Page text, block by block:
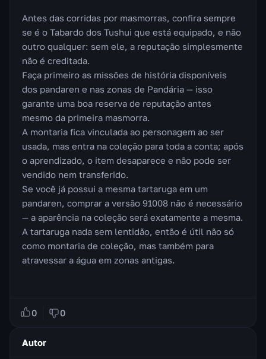
Antes das corridas por masmorras, confira sempre
se é o Tabardo dos Tushui que está equipado, e não
outro qualquer: sem ele, a reputação simplesmente
não é creditada.
Faça primeiro as missões de história disponíveis
dos pandaren e nas zonas de Pandária — isso
garante uma boa reserva de reputação antes
mesmo da primeira masmorra.
A montaria fica vinculada ao personagem ao ser
usada, mas entra na coleção para toda a conta; após
o aprendizado, o item desaparece e não pode ser
vendido nem transferido.
Se você já possui a mesma tartaruga em um
pandaren, comprar a versão 91008 não é necessário
— a aparência na coleção será exatamente a mesma.
A tartaruga nada sem lentidão, então é útil não só
como montaria de coleção, mas também para
atravessar a água em zonas antigas.
0 0
Autor